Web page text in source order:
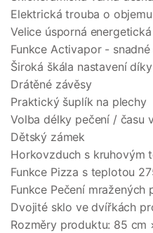
Elektrická trouba o
Velice úsporná
Funkce Activapor -
Široká škála nastavení
Drátěné závěsy
Praktický šuplík na plechy
Volba délky pečení / času
Dětský zámek
Horkovzduch s kruhovým
Funkce Pizza s teplotou
Funkce Pečení mražených
Dvojité sklo ve dvířkách
Rozměry produktu: 85